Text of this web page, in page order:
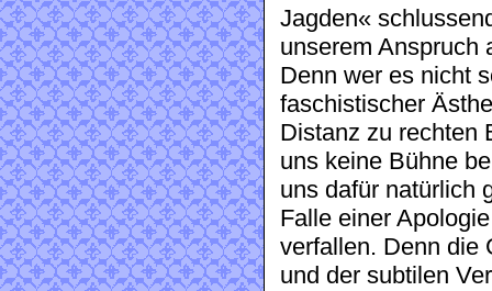
Jagden«
unserem Anspruch
Denn wer es nicht
faschistischer
Distanz zu rechten
uns keine Bühne
uns dafür natürlich
Falle einer
verfallen. Denn die
und der subtilen